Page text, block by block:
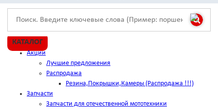
КАТАЛОГ
Акции
Лучшие предложения
Распродажа
Резина,Покрышки,Камеры (Распродажа !!!)
Запчасти
Запчасти для отечественной мототехники